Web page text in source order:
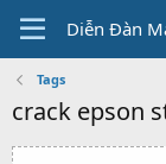
Diễn Đàn
Tags
crack epson